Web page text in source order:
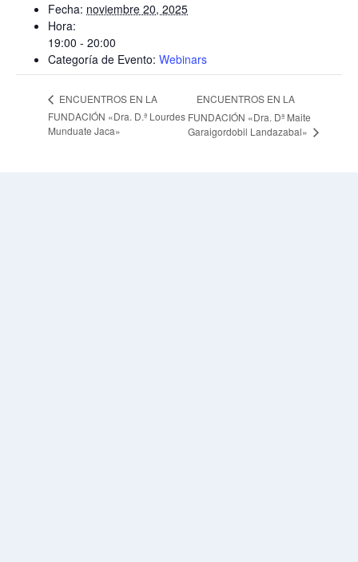
Fecha: noviembre 20, 2025
Hora:
19:00 - 20:00
Categoría de Evento: Webinars
ENCUENTROS EN LA
FUNDACIÓN «Dra. D.ª Lourdes
Munduate Jaca»
ENCUENTROS EN LA
FUNDACIÓN «Dra. Dª Maite
Garaigordobil Landazabal»